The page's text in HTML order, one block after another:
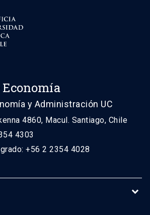
y Administración UC
4860, Macul. Santiago, Chile
4303
+56 2 2354 4028